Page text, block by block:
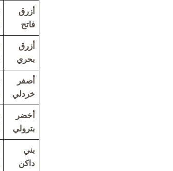
أزرق
فاتح
أزرق
بحري
أصفر
خردلي
أخضر
بترولي
بني
داكن